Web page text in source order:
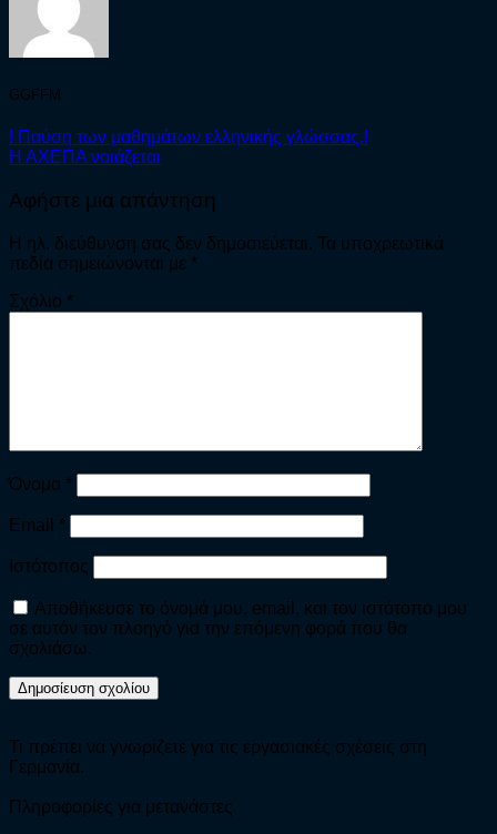
GGFFM
! Παύση των μαθημάτων ελληνικής γλώσσας.!
Η ΑΧΕΠΑ νοιάζεται
Αφήστε μια απάντηση
Η ηλ. διεύθυνση σας δεν δημοσιεύεται. Τα υποχρεωτικά
πεδία σημειώνονται με *
Σχόλιο *
Όνομα *
Email *
Ιστότοπος
Αποθήκευσε το όνομά μου, email, και τον ιστότοπο μου
σε αυτόν τον πλοηγό για την επόμενη φορά που θα
σχολιάσω.
Τι πρέπει να γνωρίζετε για τις εργασιακές σχέσεις στη
Γερμανία.
Πληροφορίες για μετανάστες